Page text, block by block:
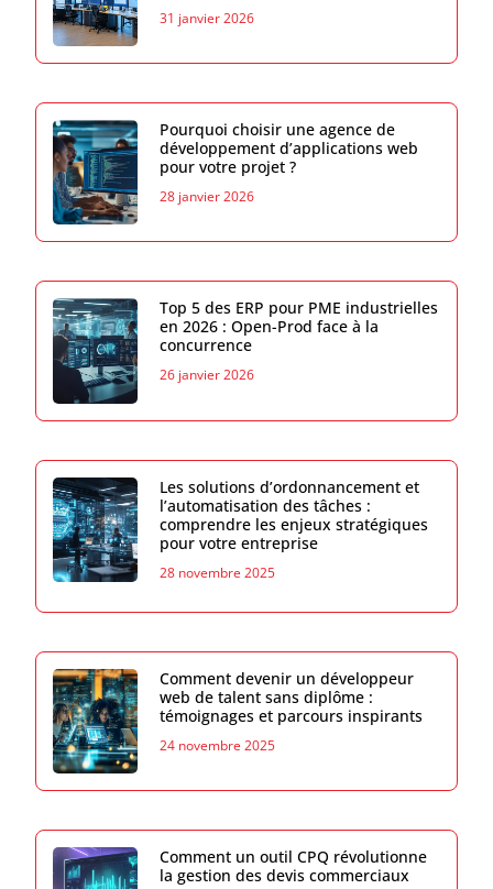
31 janvier 2026
Pourquoi choisir une agence de
développement d’applications web
pour votre projet ?
28 janvier 2026
Top 5 des ERP pour PME industrielles
en 2026 : Open-Prod face à la
concurrence
26 janvier 2026
Les solutions d’ordonnancement et
l’automatisation des tâches :
comprendre les enjeux stratégiques
pour votre entreprise
28 novembre 2025
Comment devenir un développeur
web de talent sans diplôme :
témoignages et parcours inspirants
24 novembre 2025
Comment un outil CPQ révolutionne
la gestion des devis commerciaux